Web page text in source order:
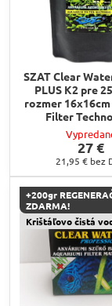
SZAT Clear
PLUS K2 pre
rozmer
Filter
27 €
21,95 € bez
+200gr
ZDARMA!
Krištáľovo čistá